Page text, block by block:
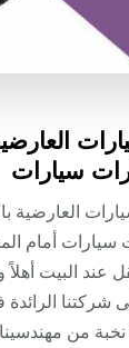
سيارات
العارضية
أمام
عند البيت أهلاً
الرائدة
نخبة من